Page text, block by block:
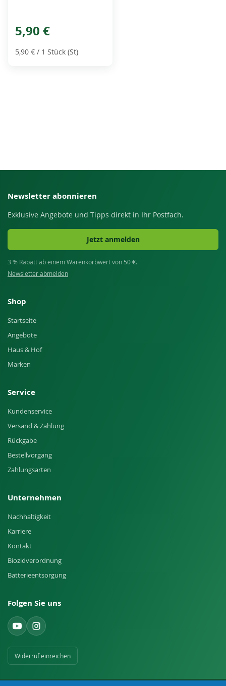
5,90 €
5,90 € / 1 Stück (St)
Newsletter abonnieren
Exklusive Angebote und Tipps direkt in Ihr Postfach.
Jetzt anmelden
3 % Rabatt ab einem Warenkorbwert von 50 €.
Newsletter abmelden
Shop
Startseite
Angebote
Haus & Hof
Marken
Service
Kundenservice
Versand & Zahlung
Rückgabe
Bestellvorgang
Zahlungsarten
Unternehmen
Nachhaltigkeit
Karriere
Kontakt
Biozidverordnung
Batterieentsorgung
Folgen Sie uns
Widerruf einreichen